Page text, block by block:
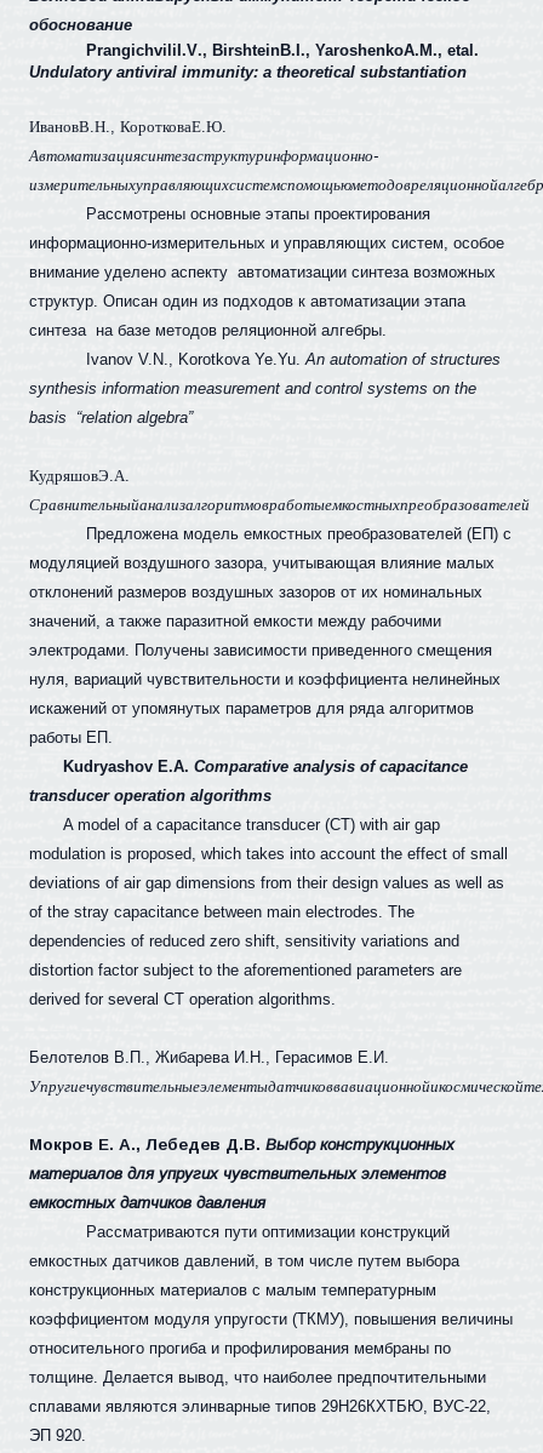
обоснование
Prangichvili I.V., BirshteinB. I.,YaroshenkoA. M.,etal.
Undulatory antiviral immunity: a theoretical substantiation
ИвановВ.Н., КоротковаЕ.Ю.
Автоматизациясинтезаструктуринформационно-
измерительныхуправляющихсистемспомощьюметодовреляционной
Рассмотрены основные этапы проектирования
информационно-измерительных и управляющих систем, особое
внимание уделено аспекту автоматизации синтеза возможных
структур. Описан один из подходов к автоматизации этапа
синтеза на базе методов реляционной алгебры.
Ivanov V.N., Korotkova Ye.Yu.An automation of structures
synthesis information measurement and control systems on the
basis
“relation algebra”
КудряшовЭ.А.
Сравнительныйанализалгоритмовработыемкостныхпреобразователей
Предложена модель емкостных преобразователей (ЕП) с
модуляцией воздушного зазора, учитывающая влияние малых
отклонений размеров воздушных зазоров от их номинальных
значений, а также паразитной емкости между рабочими
электродами. Получены зависимости приведенного смещения
нуля, вариаций чувствительности и коэффициента нелинейных
искажений от упомянутых параметров для ряда алгоритмов
работы ЕП.
Kudryashov E.A.Comparative analysis of capacitance
transducer operation algorithms
A model of a capacitance transducer (CT) with air gap
modulation is proposed, which takes into account the effect of small
deviations of air gap dimensions from their design values as well as
of the stray capacitance between main electrodes. The
dependencies of reduced zero shift, sensitivity variations and
distortion factor subject to the aforementioned parameters are
derived for several CT operation algorithms.
Белотелов В.П., Жибарева И.Н., Герасимов Е.И.
Упругиечувствительныеэлементыдатчиковвавиационнойикосмической
Мокров Е. А., Лебедев Д.В. Выбор конструкционных
материалов для упругих чувствительных элементов
емкостных датчиков давления
Рассматриваются пути оптимизации конструкций
емкостных датчиков давлений, в том числе путем выбора
конструкционных материалов с малым температурным
коэффициентом модуля упругости (ТКМУ), повышения величины
относительного прогиба и профилирования мембраны по
толщине. Делается вывод, что наиболее предпочтительными
сплавами являются элинварные типов 29Н26КХТБЮ, ВУС-22,
ЭП 920.